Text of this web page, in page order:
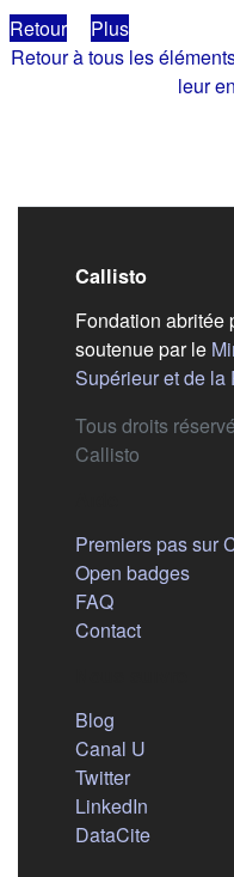
Retour
Plus
Retour à tous les
leur
Callisto
Fondation abritée
soutenue par le
Supérieur et de la
Tous droits
Callisto
Premiers pas sur
Open badges
FAQ
Contact
Blog
Canal U
Twitter(s'ouvre
LinkedIn
DataCite(s'ouvre